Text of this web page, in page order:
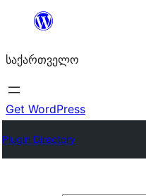
შიგთავსზე
საქართველო
Get WordPress
Plugin Directory